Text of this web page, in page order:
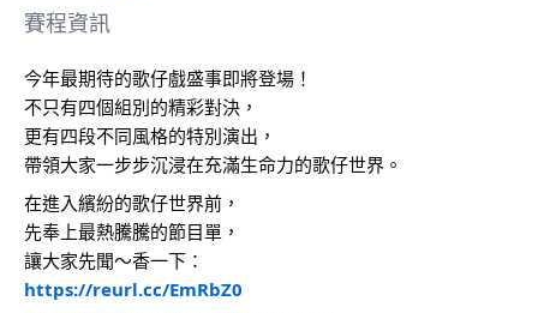
賽程資訊
今年最期待的歌仔戲盛事即將登場！
不只有四個組別的精彩對決，
更有四段不同風格的特別演出，
帶領大家一步步沉浸在充滿生命力的歌仔世界。
在進入繽紛的歌仔世界前，
先奉上最熱騰騰的節目單，
讓大家先聞～香一下：
https://reurl.cc/EmRbZ0